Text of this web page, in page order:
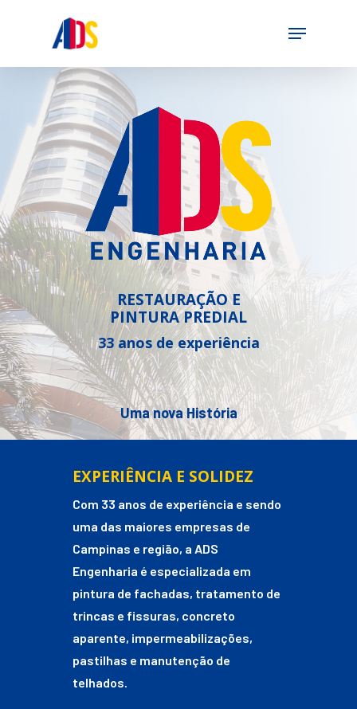
Menu
RESTAURAÇÃO E
PINTURA PREDIAL
33 anos de experiência
Uma nova História
EXPERIÊNCIA E SOLIDEZ
Com 33 anos de experiência e sendo
uma das maiores empresas de
Campinas e região, a ADS
Engenharia é especializada em
pintura de fachadas, tratamento de
trincas e fissuras, concreto
aparente, impermeabilizações,
pastilhas e manutenção de
telhados.
Menu